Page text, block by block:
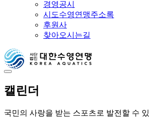
경영공시
시도수영연맹주소록
후원사
찾아오시는길
캘린더
국민의 사랑을 받는 스포츠로 발전할 수